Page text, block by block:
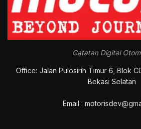
Catatan Digital
Office: Jalan Pulosirih Timur 6, Blok
Bekasi Selatan
Email :